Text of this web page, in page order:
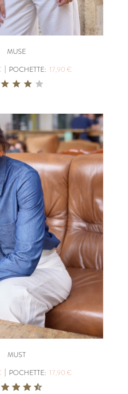
MUSE
| POCHETTE: 17,90 €
MUST
| POCHETTE: 17,90 €